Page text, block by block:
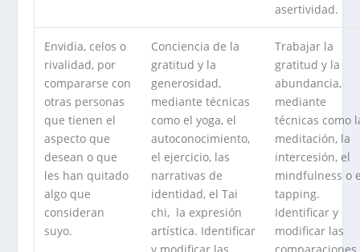
asertividad.
Envidia, celos o
rivalidad, por
compararse con
otras personas
que tienen el
aspecto que
desean o que
les han quitado
algo que
consideran
suyo.
Conciencia de la
gratitud y la
generosidad,
mediante técnicas
como el yoga, el
autoconocimiento,
el ejercicio, las
narrativas de
identidad, el Tai
chi, la expresión
artística. Identificar
Trabajar la
gratitud y la
abundancia,
mediante
técnicas como
meditación, la
intercesión, el
mindfulness o
tapping.
Identificar y
modificar las